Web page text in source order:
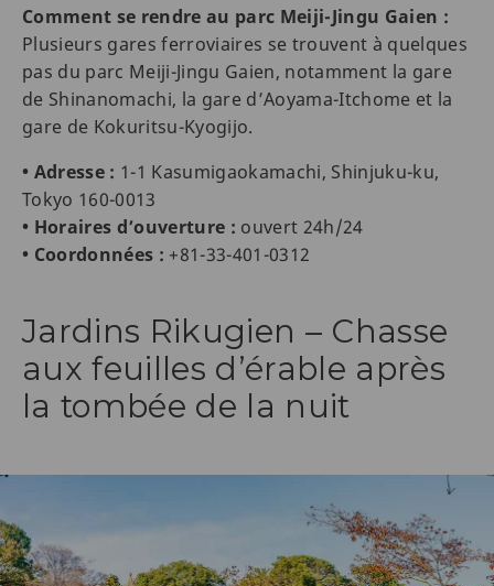
Comment se rendre au parc Meiji-Jingu Gaien :
Plusieurs gares ferroviaires se trouvent à quelques
pas du parc Meiji-Jingu Gaien, notamment la gare
de Shinanomachi, la gare d’Aoyama-Itchome et la
gare de Kokuritsu-Kyogijo.
• Adresse : 1-1 Kasumigaokamachi, Shinjuku-ku,
Tokyo 160-0013
• Horaires d’ouverture : ouvert 24h/24
• Coordonnées : +81-33-401-0312
Jardins Rikugien – Chasse
aux feuilles d’érable après
la tombée de la nuit